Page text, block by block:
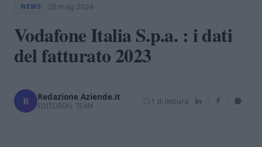
NEWS 28 mag 2024
Vodafone Italia S.p.a. : i dati
del fatturato 2023
R Redazione Aziende.it
EDITORIAL TEAM 1 di lettura